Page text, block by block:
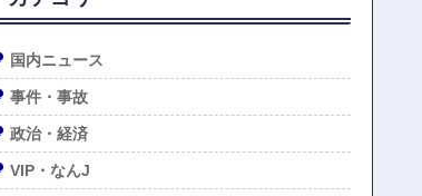
国内ニュース
事件・事故
政治・経済
VIP・なんJ